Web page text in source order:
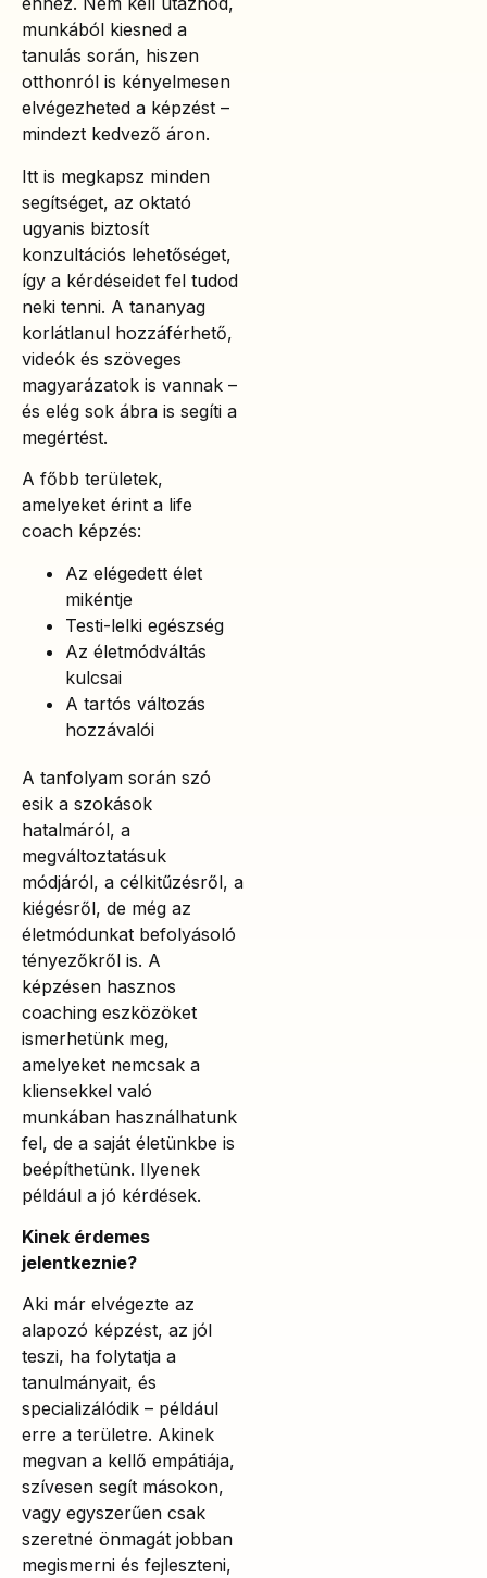
munkából kiesned a
tanulás során, hiszen
otthonról is kényelmesen
elvégezheted a képzést –
mindezt kedvező áron.
Itt is megkapsz minden
segítséget, az oktató
ugyanis biztosít
konzultációs lehetőséget,
így a kérdéseidet fel tudod
neki tenni. A tananyag
korlátlanul hozzáférhető,
videók és szöveges
magyarázatok is vannak –
és elég sok ábra is segíti a
megértést.
A főbb területek,
amelyeket érint a life
coach képzés:
Az elégedett élet
mikéntje
Testi-lelki egészség
Az életmódváltás
kulcsai
A tartós változás
hozzávalói
A tanfolyam során szó
esik a szokások
hatalmáról, a
megváltoztatásuk
módjáról, a célkitűzésről, a
kiégésről, de még az
életmódunkat befolyásoló
tényezőkről is. A
képzésen hasznos
coaching eszközöket
ismerhetünk meg,
amelyeket nemcsak a
kliensekkel való
munkában használhatunk
fel, de a saját életünkbe is
beépíthetünk. Ilyenek
például a jó kérdések.
Kinek érdemes
jelentkeznie?
Aki már elvégezte az
alapozó képzést, az jól
teszi, ha folytatja a
tanulmányait, és
specializálódik – például
erre a területre. Akinek
megvan a kellő empátiája,
szívesen segít másokon,
vagy egyszerűen csak
szeretné önmagát jobban
megismerni és fejleszteni,